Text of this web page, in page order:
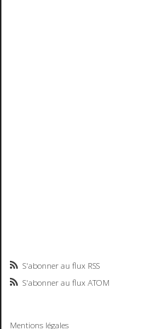
S'abonner au flux RSS
S'abonner au flux ATOM
Mentions légales